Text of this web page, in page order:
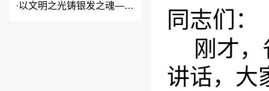
·以文明之光铸银发之魂——贵州...
同志们：
刚才
讲话，大